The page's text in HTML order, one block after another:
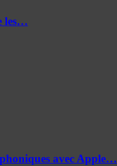
les…
avec Apple…